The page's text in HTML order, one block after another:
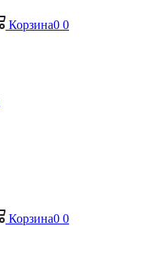
Корзина0 0
Корзина0 0